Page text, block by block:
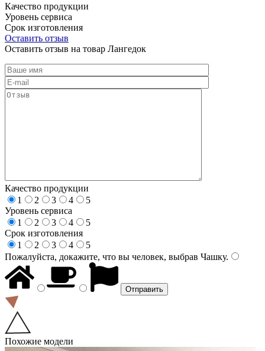
Качество продукции
Уровень сервиса
Срок изготовления
Оставить отзыв
Оставить отзыв на товар Лангедок
Качество продукции
1
2 3 4
5
Уровень сервиса
1
2 3 4
5
Срок изготовления
1
2 3 4
5
Пожалуйста, докажите, что вы человек, выбрав Чашку.
Похожие модели